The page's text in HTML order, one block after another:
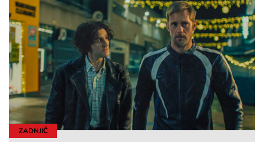
ZADNJIČ